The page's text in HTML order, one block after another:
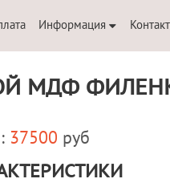
Информация
МДФ
37500 руб